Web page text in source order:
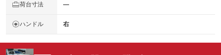
荷台寸法 ―
ハンドル 右